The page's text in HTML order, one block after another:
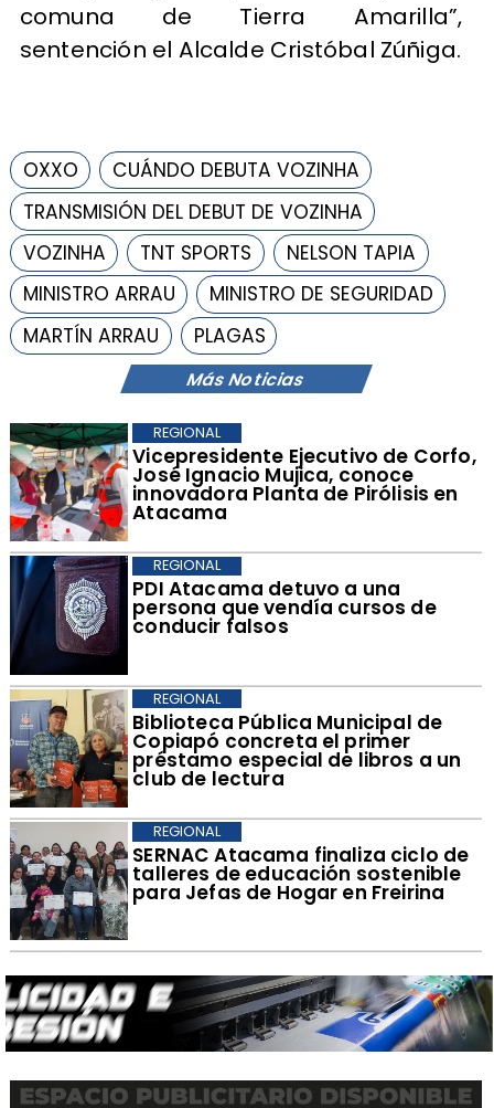
Más Noticias
​Vicepresidente Ejecutivo de Corfo,
José Ignacio Mujica, conoce
innovadora Planta de Pirólisis en
Atacama
REGIONAL
​PDI Atacama detuvo a una
persona que vendía cursos de
conducir falsos
REGIONAL
​Biblioteca Pública Municipal de
Copiapó concreta el primer
préstamo especial de libros a un
club de lectura
REGIONAL
SERNAC Atacama finaliza ciclo de
talleres de educación sostenible
para Jefas de Hogar en Freirina
REGIONAL
comuna de Tierra Amarilla”,
sentención el Alcalde Cristóbal Zúñiga.
OXXO
CUÁNDO DEBUTA VOZINHA
TRANSMISIÓN DEL DEBUT DE VOZINHA
VOZINHA
TNT SPORTS
NELSON TAPIA
MINISTRO ARRAU
MINISTRO DE SEGURIDAD
MARTÍN ARRAU
PLAGAS